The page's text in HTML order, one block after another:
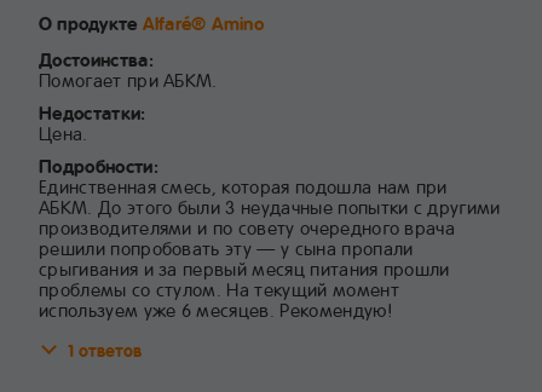
О продукте Alfaré® Amino
Достоинства:
Помогает при АБКМ.
Недостатки:
Цена.
Подробности:
Единственная смесь, которая подошла нам при
АБКМ. До этого были 3 неудачные попытки с другими
производителями и по совету очередного врача
решили попробовать эту — у сына пропали
срыгивания и за первый месяц питания прошли
проблемы со стулом. На текущий момент
используем уже 6 месяцев. Рекомендую!
1 ответов